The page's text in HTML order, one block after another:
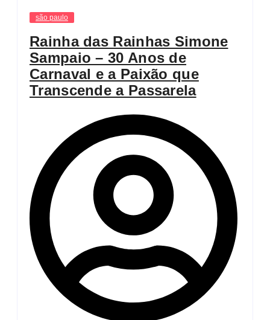
são paulo
Rainha das Rainhas Simone
Sampaio – 30 Anos de
Carnaval e a Paixão que
Transcende a Passarela